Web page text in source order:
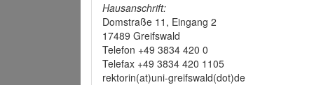
Hausanschrift:
Domstraße 11, Eingang 2
17489 Greifswald
Telefon +49 3834 420 0
Telefax +49 3834 420 1105
rektorin(at)uni-greifswald(dot)de